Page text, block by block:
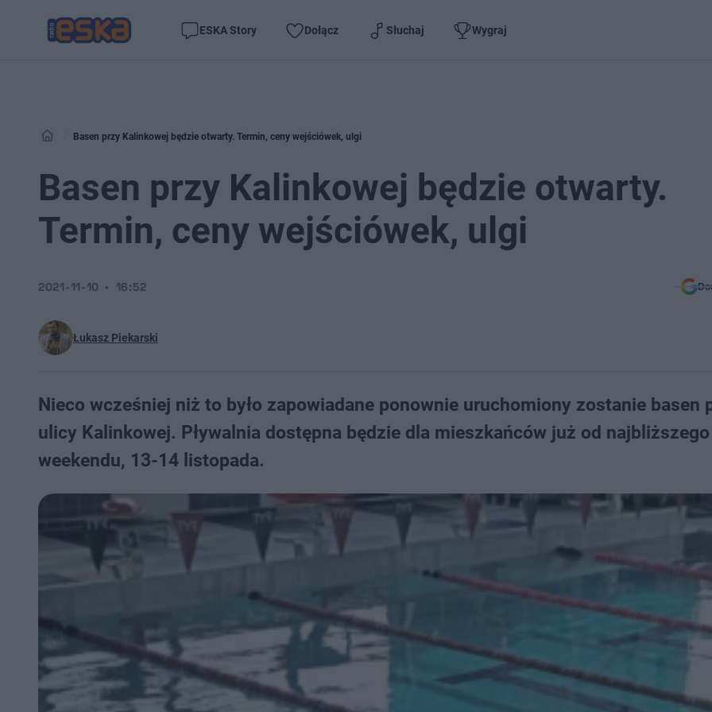
ESKA Story Dołącz Słuchaj Wygraj
Basen przy Kalinkowej będzie otwarty. Termin, ceny wejściówek, ulgi
Basen przy Kalinkowej będzie otwarty.
Termin, ceny wejściówek, ulgi
Łukasz Piekarski
2021-11-10 16:52
Nieco wcześniej niż to było zapowiadane ponownie uruchomiony zostanie basen
ulicy Kalinkowej. Pływalnia dostępna będzie dla mieszkańców już od najbliższego
weekendu, 13-14 listopada.